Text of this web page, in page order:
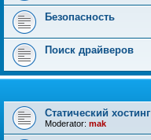
Безопасность
Поиск драйверов
Статический хостинг
Moderator: mak